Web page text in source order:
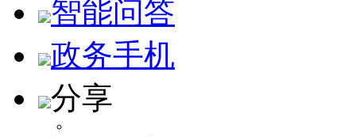
智能问答
政务手机
分享